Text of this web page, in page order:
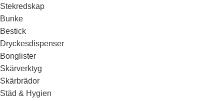
Stekredskap
Bunke
Bestick
Dryckesdispenser
Bonglister
Skärverktyg
Skärbrädor
Städ & Hygien